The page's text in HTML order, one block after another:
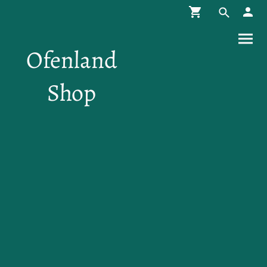
Ofenland
Shop